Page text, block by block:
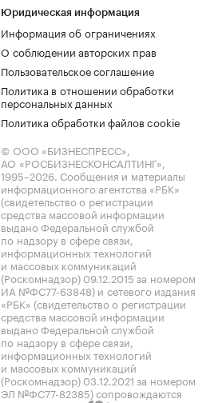
Юридическая информация
Информация об ограничениях
О соблюдении авторских прав
Пользовательское соглашение
Политика в отношении обработки
персональных данных
Политика обработки файлов cookie
© ООО «БИЗНЕСПРЕСС»,
АО «РОСБИЗНЕСКОНСАЛТИНГ»,
1995–2026. Сообщения и материалы
информационного агентства «РБК»
(свидетельство о регистрации
средства массовой информации
выдано Федеральной службой
по надзору в сфере связи,
информационных технологий
и массовых коммуникаций
(Роскомнадзор) 09.12.2015 за номером
ИА №ФС77-63848) и сетевого издания
«РБК» (свидетельство о регистрации
средства массовой информации
выдано Федеральной службой
по надзору в сфере связи,
информационных технологий
и массовых коммуникаций
(Роскомнадзор) 03.12.2021 за номером
ЭЛ №ФС77-82385) сопровождаются